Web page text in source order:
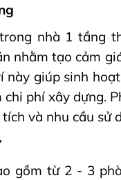
nhà 1 tầng
nhằm tạo cảm
này giúp sinh
phí xây dựng.
và nhu cầu sử
gồm từ 2 - 3